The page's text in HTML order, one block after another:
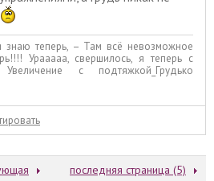
знаю теперь, – Там всё невозможное
Урааааа, свершилось, я теперь с
с подтяжкой_Грудько
последняя страница (5)